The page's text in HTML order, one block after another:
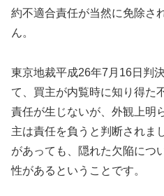
約不適合責任が当然に免除さ
ん。
東京地裁平成26年7月16日判
て、買主が内覧時に知り得た
責任が生じないが、外観上明
主は責任を負うと判断されま
があっても、隠れた欠陥につ
性があるということです。